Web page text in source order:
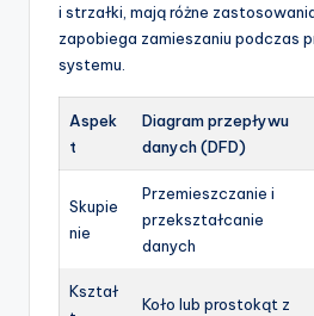
i strzałki, mają różne
zapobiega zamieszaniu podczas
systemu.
Aspek
t
Diagram przepływu
danych (DFD)
Skupie
nie
Przemieszczanie i
przekształcanie
danych
Kształ
Koło lub prostokąt z